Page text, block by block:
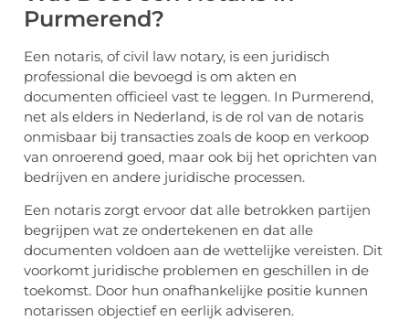
Purmerend?
Een notaris, of civil law notary, is een juridisch
professional die bevoegd is om akten en
documenten officieel vast te leggen. In Purmerend,
net als elders in Nederland, is de rol van de notaris
onmisbaar bij transacties zoals de koop en verkoop
van onroerend goed, maar ook bij het oprichten van
bedrijven en andere juridische processen.
Een notaris zorgt ervoor dat alle betrokken partijen
begrijpen wat ze ondertekenen en dat alle
documenten voldoen aan de wettelijke vereisten. Dit
voorkomt juridische problemen en geschillen in de
toekomst. Door hun onafhankelijke positie kunnen
notarissen objectief en eerlijk adviseren.